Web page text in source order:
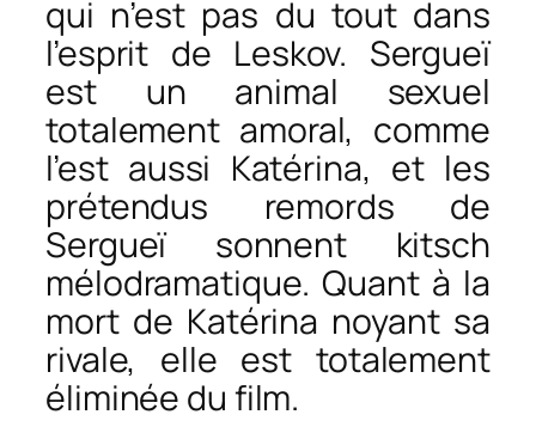
qui n’est pas du tout dans
l’esprit de Leskov. Sergueï
est un animal sexuel
totalement amoral, comme
l’est aussi Katérina, et les
prétendus remords de
Sergueï sonnent kitsch
mélodramatique. Quant à la
mort de Katérina noyant sa
rivale, elle est totalement
éliminée du film.